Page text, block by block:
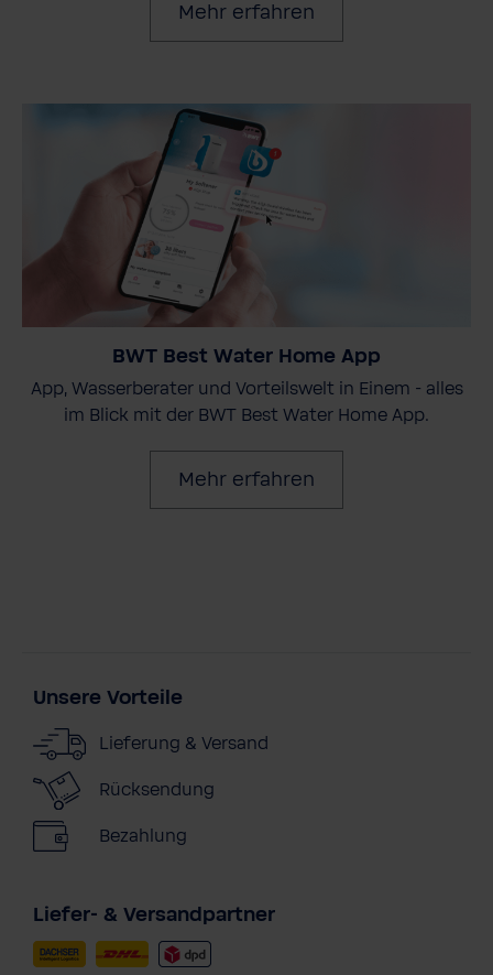
Mehr erfahren
BWT Best Water Home App
App, Wasserberater und Vorteilswelt in Einem - alles
im Blick mit der BWT Best Water Home App.
Mehr erfahren
Unsere Vorteile
Lieferung & Versand
Rücksendung
Bezahlung
Liefer- & Versandpartner